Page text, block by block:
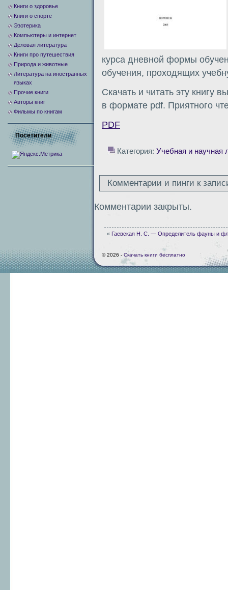
курса дневной формы
обучения, проходящих
Скачать и читать эту книгу
в формате pdf. Приятного
PDF
Категория: Учебная и научная
Комментарии и пинги к
Комментарии закрыты.
« Гаевская Н. С. — Определитель фауны и
Книги о здоровье
Книги о спорте
Эзотерика
Компьютеры и интернет
Деловая литература
Книги про путешествия
Природа и животные
Литература на иностранных
языках
Прочие книги
Авторы книг
Фильмы по книгам
Посетители
© 2026 - Скачать книги бесплатно